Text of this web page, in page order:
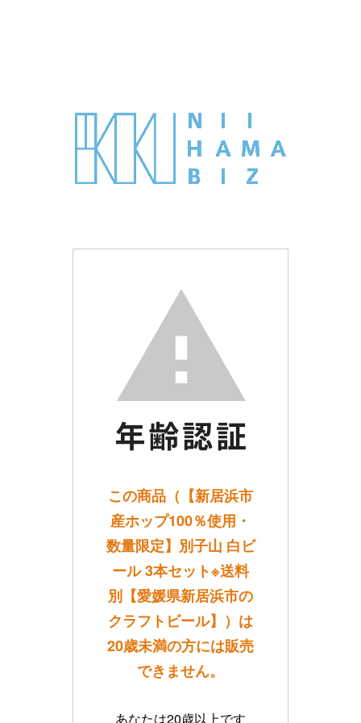
この商品（【新居浜市
産ホップ100％使用・
数量限定】別子山 白ビ
ール 3本セット※送料
別【愛媛県新居浜市の
クラフトビール】）は
20歳未満の方には販売
できません。
あなたは20歳以上です